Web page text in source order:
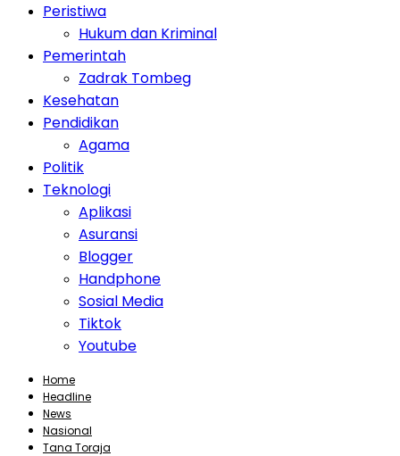
Peristiwa
Hukum dan Kriminal
Pemerintah
Zadrak Tombeg
Kesehatan
Pendidikan
Agama
Politik
Teknologi
Aplikasi
Asuransi
Blogger
Handphone
Sosial Media
Tiktok
Youtube
Home
Headline
News
Nasional
Tana Toraja